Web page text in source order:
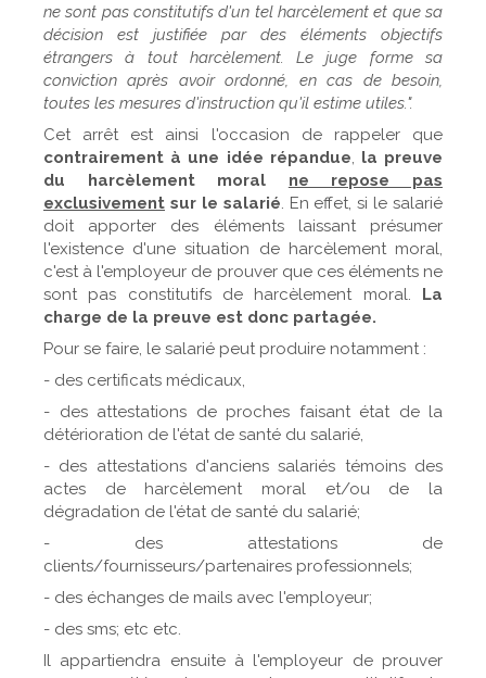
ne sont pas constitutifs d'un tel harcèlement et que sa
décision est justifiée par des éléments objectifs
étrangers à tout harcèlement. Le juge forme sa
conviction après avoir ordonné, en cas de besoin,
toutes les mesures d'instruction qu'il estime utiles.".
Cet arrêt est ainsi l'occasion de rappeler que
contrairement à une idée répandue
la preuve
du harcèlement moral ne repose pas
exclusivement sur le salarié . En effet, si le salarié
doit apporter des éléments laissant présumer
l'existence d'une situation de harcèlement moral,
c'est à l'employeur de prouver que ces éléments ne
sont pas constitutifs de harcèlement moral. La
charge de la preuve est donc partagée.
Pour se faire, le salarié peut produire notamment :
- des certificats médicaux,
- des attestations de proches faisant état de la
détérioration de l'état de santé du salarié,
- des attestations d'anciens salariés témoins des
actes de harcèlement moral et/ou de la
dégradation de l'état de santé du salarié;
- des attestations de
clients/fournisseurs/partenaires professionnels;
- des échanges de mails avec l'employeur;
- des sms; etc etc.
Il appartiendra ensuite à l'employeur de prouver